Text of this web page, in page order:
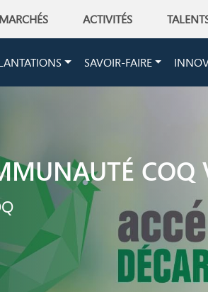
MARCHÉS ACTIVITÉS
SAVOIR-FAIRE
COQ